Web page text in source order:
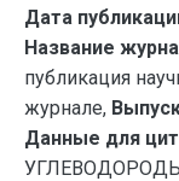
Дата
Название
публикация
журнале,
Данные для